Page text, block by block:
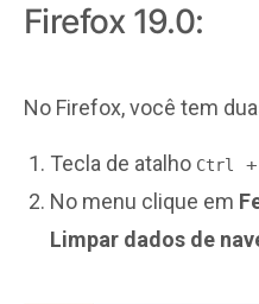
Firefox 19.0:
No Firefox, você tem
Tecla de atalho Ctrl +
No menu clique em
Limpar dados de